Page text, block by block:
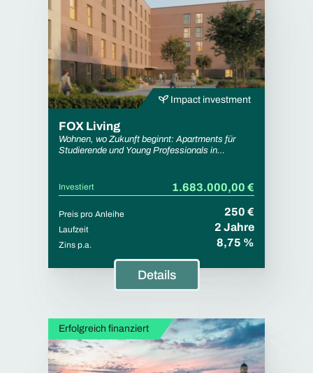
Impact investment
FOX Living
Wohnen, wo Zukunft beginnt: Apartments für
Studierende und Young Professionals in
Investiert 1.683.000,00 €
Preis pro Anleihe 250 €
Laufzeit 2 Jahre
Zins p.a. 8,75 %
Details
Erfolgreich finanziert